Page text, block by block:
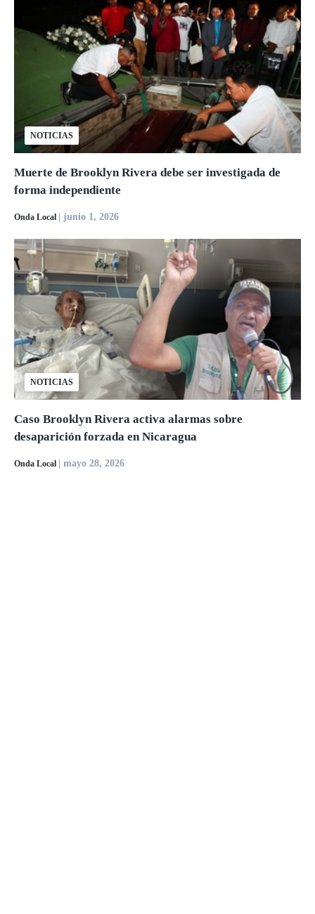
NOTICIAS
Muerte de Brooklyn Rivera debe ser investigada de
forma independiente
Onda Local | junio 1, 2026
NOTICIAS
Caso Brooklyn Rivera activa alarmas sobre
desaparición forzada en Nicaragua
Onda Local | mayo 28, 2026